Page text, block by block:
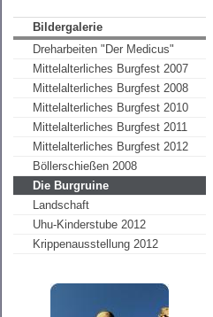
Bildergalerie
Dreharbeiten "Der Medicus"
Mittelalterliches Burgfest 2007
Mittelalterliches Burgfest 2008
Mittelalterliches Burgfest 2010
Mittelalterliches Burgfest 2011
Mittelalterliches Burgfest 2012
Böllerschießen 2008
Die Burgruine
Landschaft
Uhu-Kinderstube 2012
Krippenausstellung 2012